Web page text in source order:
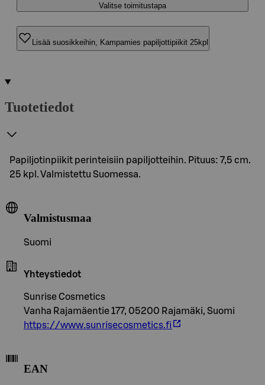
Valitse toimitustapa
Lisää suosikkeihin, Kampamies papiljottipiikit 25kpl
Tuotetiedot
Papiljotinpiikit perinteisiin papiljotteihin. Pituus: 7,5 cm.
25 kpl. Valmistettu Suomessa.
Valmistusmaa
Suomi
Yhteystiedot
Sunrise Cosmetics
Vanha Rajamäentie 177, 05200 Rajamäki, Suomi
https://www.sunrisecosmetics.fi
EAN